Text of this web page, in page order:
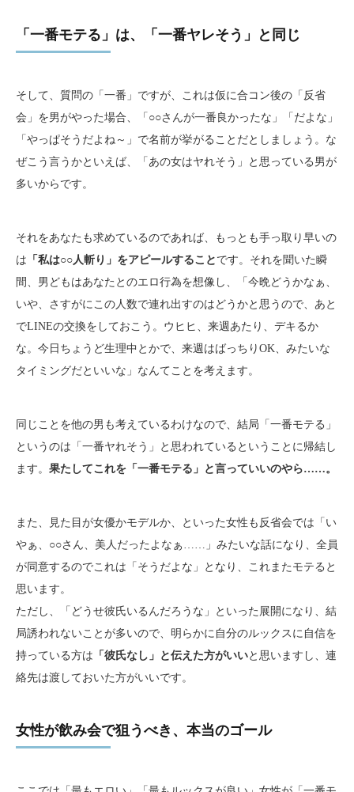
「一番モテる」は、「一番ヤレそう」と同じ
そして、質問の「一番」ですが、これは仮に合コン後の「反省
会」を男がやった場合、「○○さんが一番良かったな」「だよな」
「やっぱそうだよね～」で名前が挙がることだとしましょう。な
ぜこう言うかといえば、「あの女はヤれそう」と思っている男が
多いからです。
それをあなたも求めているのであれば、もっとも手っ取り早いの
は 「私は○○人斬り」をアピールすること です。それを聞いた瞬
間、男どもはあなたとのエロ行為を想像し、「今晩どうかなぁ、
いや、さすがにこの人数で連れ出すのはどうかと思うので、あと
でLINEの交換をしておこう。ウヒヒ、来週あたり、デキるか
な。今日ちょうど生理中とかで、来週はばっちりOK、みたいな
タイミングだといいな」なんてことを考えます。
同じことを他の男も考えているわけなので、結局「一番モテる」
というのは「一番ヤれそう」と思われているということに帰結し
ます。 果たしてこれを「一番モテる」と言っていいのやら……。
また、見た目が女優かモデルか、といった女性も反省会では「い
やぁ、○○さん、美人だったよなぁ……」みたいな話になり、全員
が同意するのでこれは「そうだよな」となり、これまたモテると
思います。
ただし、「どうせ彼氏いるんだろうな」といった展開になり、結
局誘われないことが多いので、明らかに自分のルックスに自信を
持っている方は 「彼氏なし」と伝えた方がいいと思いますし、連
絡先は渡しておいた方がいいです。
女性が飲み会で狙うべき、本当のゴール